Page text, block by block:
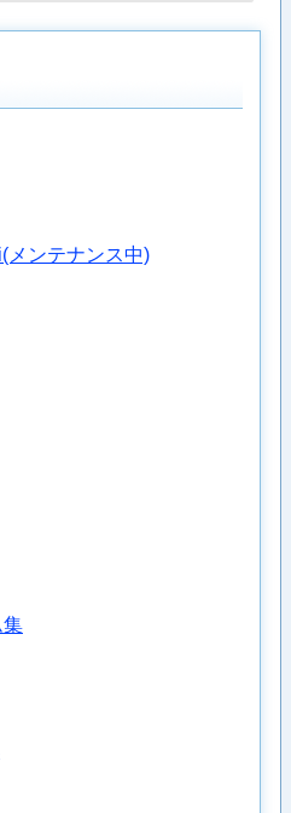
メンテナンス中)
集